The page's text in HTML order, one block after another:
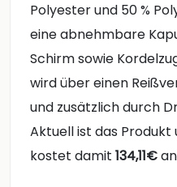
Polyester und 50 %
eine abnehmbare
Schirm sowie
wird über einen
und zusätzlich durch
Aktuell ist das Produkt
kostet damit 134,11€